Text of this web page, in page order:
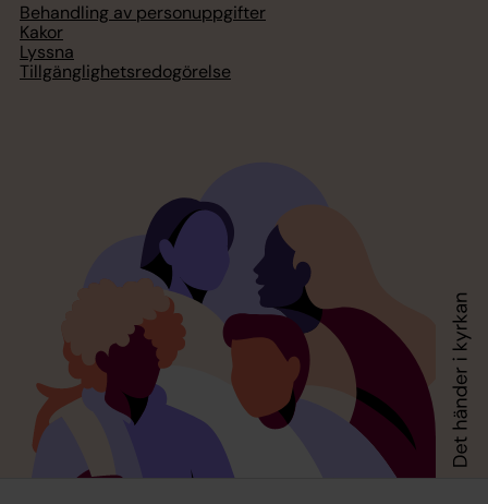
Behandling av personuppgifter
Kakor
Lyssna
Tillgänglighetsredogörelse